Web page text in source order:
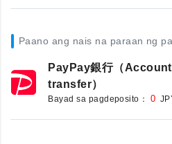
Paano ang nais na paraan ng
PayPay銀行（
transfer）
Bayad sa pagdeposito： 0